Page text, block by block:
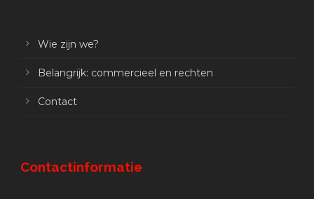
Wie zijn we?
Belangrijk: commercieel en rechten
Contact
Contactinformatie